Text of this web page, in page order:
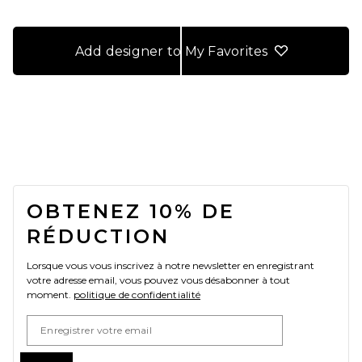
Add designer to My Favorites
FOOTER
OBTENEZ 10% DE
RÉDUCTION
Lorsque vous vous inscrivez à notre newsletter en enregistrant
votre adresse email, vous pouvez vous désabonner à tout
moment. politique de confidentialité